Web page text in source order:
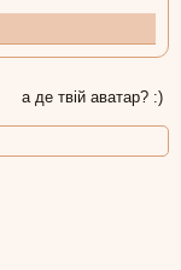
а де твій аватар? :)